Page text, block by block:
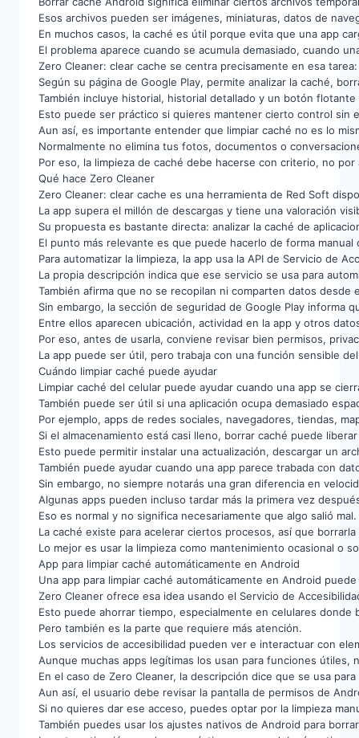
Esos archivos pueden ser imágenes, miniaturas, datos de
En muchos casos, la caché es útil porque evita que una app
El problema aparece cuando se acumula demasiado, cuando
Zero Cleaner: clear cache se centra precisamente en esa
Según su página de Google Play, permite analizar la caché,
También incluye historial, historial detallado y un botón
Esto puede ser práctico si quieres mantener cierto control sin
Aun así, es importante entender que limpiar caché no es lo
Normalmente no elimina tus fotos, documentos o
Por eso, la limpieza de caché debe hacerse con criterio, no
Qué hace Zero Cleaner
Zero Cleaner: clear cache es una herramienta de Red Soft
La app supera el millón de descargas y tiene una valoración
Su propuesta es bastante directa: analizar la caché de
El punto más relevante es que puede hacerlo de forma
Para automatizar la limpieza, la app usa la API de Servicio de
La propia descripción indica que ese servicio se usa para
También afirma que no se recopilan ni comparten datos desde
Sin embargo, la sección de seguridad de Google Play informa
Entre ellos aparecen ubicación, actividad en la app y otros
Por eso, antes de usarla, conviene revisar bien permisos,
La app puede ser útil, pero trabaja con una función sensible
Cuándo limpiar caché puede ayudar
Limpiar caché del celular puede ayudar cuando una app se
También puede ser útil si una aplicación ocupa demasiado
Por ejemplo, apps de redes sociales, navegadores, tiendas,
Si el almacenamiento está casi lleno, borrar caché puede
Esto puede permitir instalar una actualización, descargar un
También puede ayudar cuando una app parece trabada con
Sin embargo, no siempre notarás una gran diferencia en
Algunas apps pueden incluso tardar más la primera vez
Eso es normal y no significa necesariamente que algo salió mal.
La caché existe para acelerar ciertos procesos, así que
Lo mejor es usar la limpieza como mantenimiento ocasional o
App para limpiar caché automáticamente en Android
Una app para limpiar caché automáticamente en Android
Zero Cleaner ofrece esa idea usando el Servicio de
Esto puede ahorrar tiempo, especialmente en celulares
Pero también es la parte que requiere más atención.
Los servicios de accesibilidad pueden ver e interactuar con
Aunque muchas apps legítimas los usan para funciones útiles,
En el caso de Zero Cleaner, la descripción dice que se usa
Aun así, el usuario debe revisar la pantalla de permisos de
Si no quieres dar ese acceso, puedes optar por la limpieza
También puedes usar los ajustes nativos de Android para